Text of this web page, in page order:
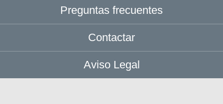
Preguntas frecuentes
Contactar
Aviso Legal